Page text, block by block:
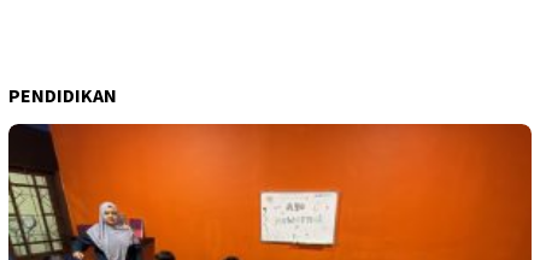
PENDIDIKAN